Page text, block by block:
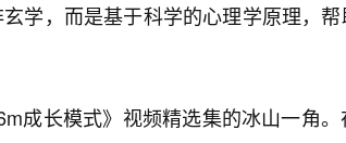
学，而是基于科学的心理学原理，
成长模式》视频精选集的冰山一角